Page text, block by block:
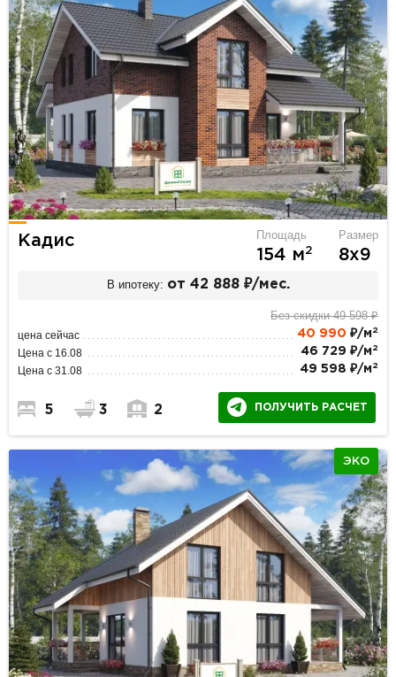
Кадис Площадь
154 м2
Размер
8х9
В ипотеку: от 42 888 ₽/мес.
Без скидки 49 598 ₽
цена сейчас 40 990 ₽/м 2
Цена с 16.08 46 729 ₽/м 2
Цена с 31.08 49 598 ₽/м 2
5 3 2 ПОЛУЧИТЬ РАСЧЕТ
ЭКО